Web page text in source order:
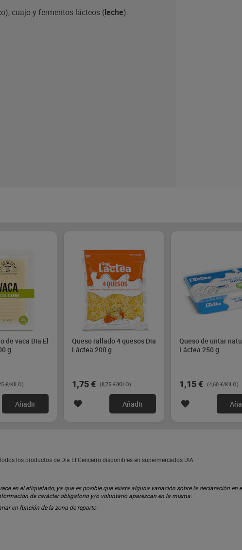
cuajo y fermentos lácteos (leche).
de vaca Dia El
g
€/KILO)
Añadir
Queso rallado 4 quesos Dia
Láctea 200 g
1,75 € (8,75 €/KILO)
Añadir
Queso de untar
Láctea 250 g
1,15 € (4,60 €/KILO)
los productos de Dia El Cencerro disponibles en supermercados DIA.
en el etiquetado, ya que es posible que exista alguna variación sobre la declaración en
de carácter obligatorio y/o voluntario aparezcan en la misma.
en función de la zona de reparto.